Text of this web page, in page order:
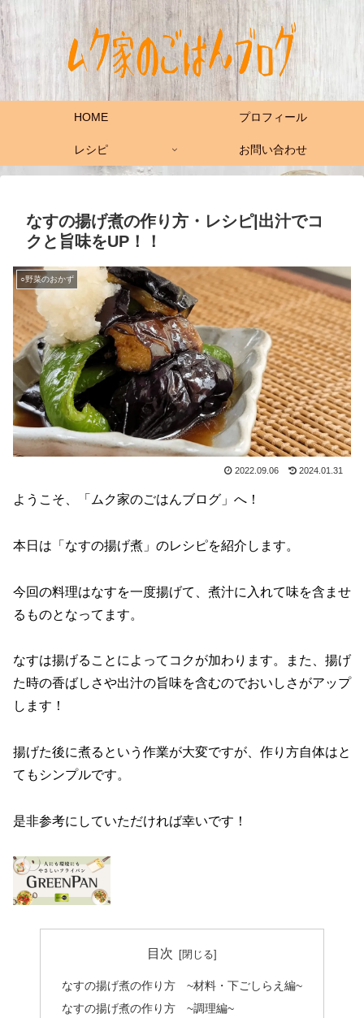
HOME プロフィール
レシピ お問い合わせ
なすの揚げ煮の作り方・レシピ|出汁でコ
クと旨味をUP！！
○野菜のおかず
2022.09.06 2024.01.31
ようこそ、「ムク家のごはんブログ」へ！
本日は「なすの揚げ煮」のレシピを紹介します。
今回の料理はなすを一度揚げて、煮汁に入れて味を含ませ
るものとなってます。
なすは揚げることによってコクが加わります。また、揚げ
た時の香ばしさや出汁の旨味を含むのでおいしさがアップ
します！
揚げた後に煮るという作業が大変ですが、作り方自体はと
てもシンプルです。
是非参考にしていただければ幸いです！
目次
なすの揚げ煮の作り方 ~材料・下ごしらえ編~
なすの揚げ煮の作り方 ~調理編~